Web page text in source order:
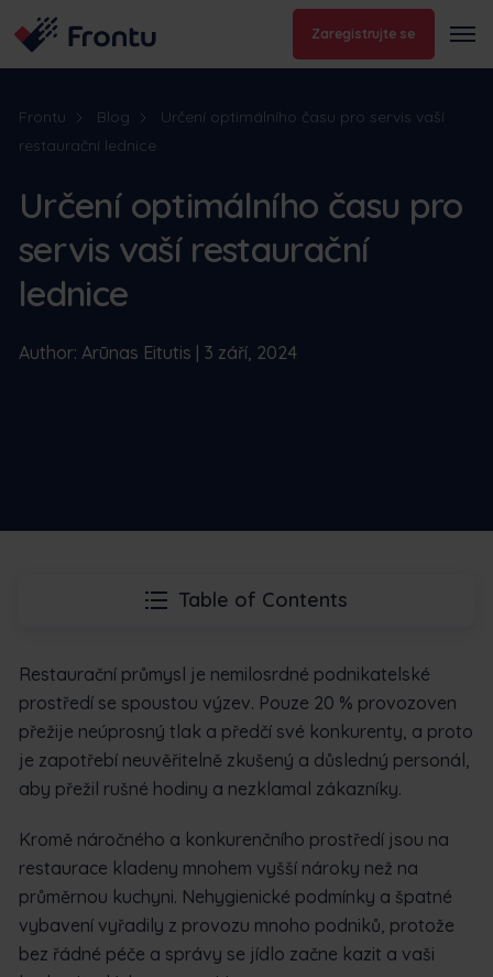
Zaregistrujte se
Frontu Blog
Určení optimálního času pro servis vaší
restaurační lednice
Určení optimálního času pro
servis vaší restaurační
lednice
Author: Arūnas Eitutis | 3 září, 2024
Table of Contents
Restaurační průmysl je nemilosrdné podnikatelské
prostředí se spoustou výzev. Pouze 20 % provozoven
přežije neúprosný tlak a předčí své konkurenty, a proto
je zapotřebí neuvěřitelně zkušený a důsledný personál,
aby přežil rušné hodiny a nezklamal zákazníky.
Kromě náročného a konkurenčního prostředí jsou na
restaurace kladeny mnohem vyšší nároky než na
průměrnou kuchyni. Nehygienické podmínky a špatné
vybavení vyřadily z provozu mnoho podniků, protože
bez řádné péče a správy se jídlo začne kazit a vaši